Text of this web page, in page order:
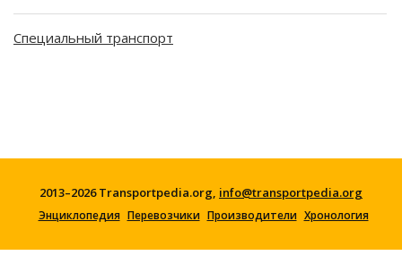
Специальный транспорт
2013–2026 Transportpedia.org, info@transportpedia.org
Энциклопедия Перевозчики Производители Хронология